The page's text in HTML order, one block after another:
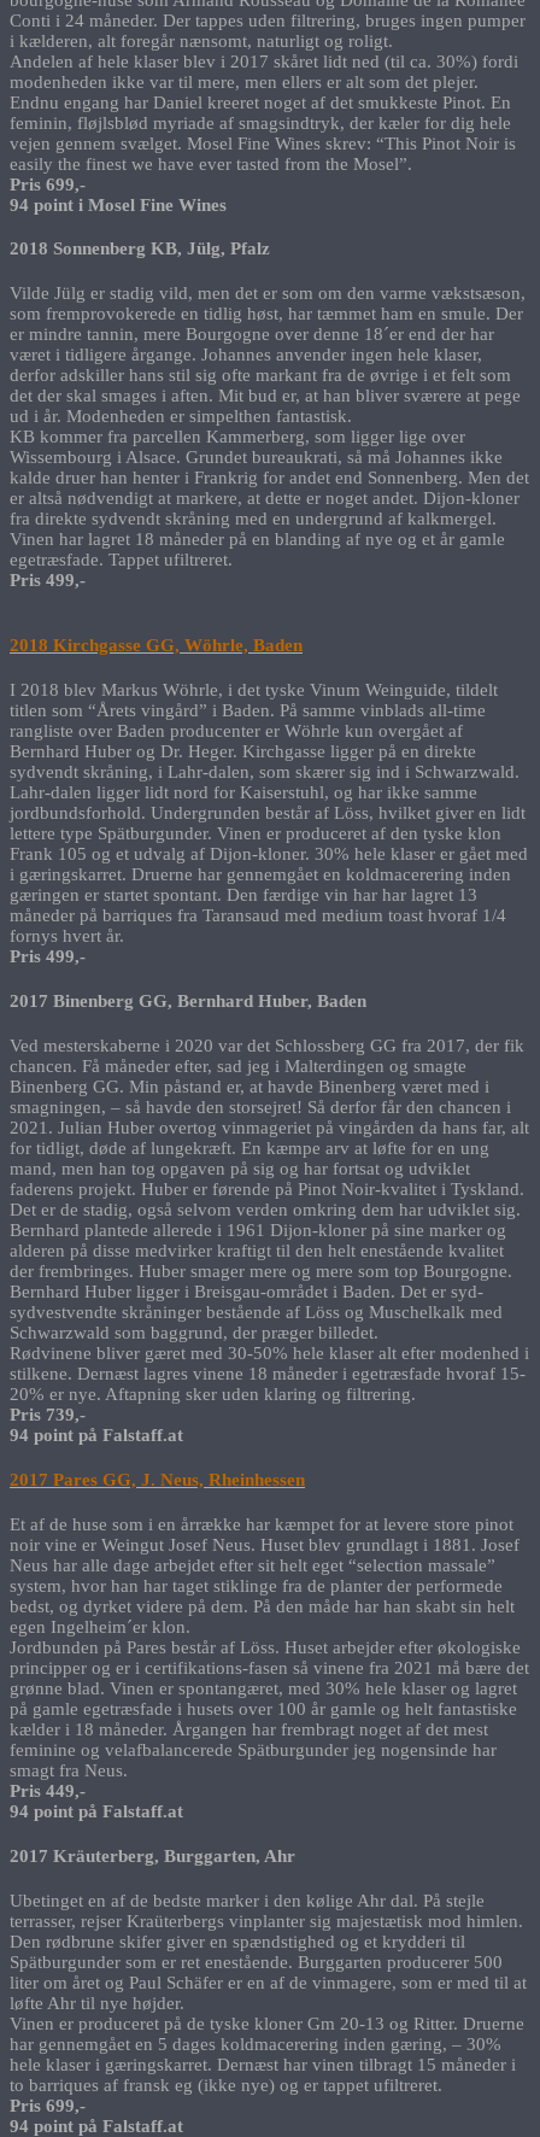
Conti i 24 måneder. Der tappes uden filtrering, bruges ingen pumper
i kælderen, alt foregår nænsomt, naturligt og roligt.
Andelen af hele klaser blev i 2017 skåret lidt ned (til ca. 30%) fordi
modenheden ikke var til mere, men ellers er alt som det plejer.
Endnu engang har Daniel kreeret noget af det smukkeste Pinot. En
feminin, fløjlsblød myriade af smagsindtryk, der kæler for dig hele
vejen gennem svælget. Mosel Fine Wines skrev: “This Pinot Noir is
easily the finest we have ever tasted from the Mosel”.
Pris 699,-
94 point i Mosel Fine Wines
2018 Sonnenberg KB, Jülg, Pfalz
Vilde Jülg er stadig vild, men det er som om den varme vækstsæson,
som fremprovokerede en tidlig høst, har tæmmet ham en smule. Der
er mindre tannin, mere Bourgogne over denne 18´er end der har
været i tidligere årgange. Johannes anvender ingen hele klaser,
derfor adskiller hans stil sig ofte markant fra de øvrige i et felt som
det der skal smages i aften. Mit bud er, at han bliver sværere at pege
ud i år. Modenheden er simpelthen fantastisk.
KB kommer fra parcellen Kammerberg, som ligger lige over
Wissembourg i Alsace. Grundet bureaukrati, så må Johannes ikke
kalde druer han henter i Frankrig for andet end Sonnenberg. Men det
er altså nødvendigt at markere, at dette er noget andet. Dijon-kloner
fra direkte sydvendt skråning med en undergrund af kalkmergel.
Vinen har lagret 18 måneder på en blanding af nye og et år gamle
egetræsfade. Tappet ufiltreret.
Pris 499,-
2018 Kirchgasse GG, Wöhrle, Baden
I 2018 blev Markus Wöhrle, i det tyske Vinum Weinguide, tildelt
titlen som “Årets vingård” i Baden. På samme vinblads all-time
rangliste over Baden producenter er Wöhrle kun overgået af
Bernhard Huber og Dr. Heger. Kirchgasse ligger på en direkte
sydvendt skråning, i Lahr-dalen, som skærer sig ind i Schwarzwald.
Lahr-dalen ligger lidt nord for Kaiserstuhl, og har ikke samme
jordbundsforhold. Undergrunden består af Löss, hvilket giver en lidt
lettere type Spätburgunder. Vinen er produceret af den tyske klon
Frank 105 og et udvalg af Dijon-kloner. 30% hele klaser er gået med
i gæringskarret. Druerne har gennemgået en koldmacerering inden
gæringen er startet spontant. Den færdige vin har har lagret 13
måneder på barriques fra Taransaud med medium toast hvoraf 1/4
fornys hvert år.
Pris 499,-
2017 Binenberg GG, Bernhard Huber, Baden
Ved mesterskaberne i 2020 var det Schlossberg GG fra 2017, der fik
chancen. Få måneder efter, sad jeg i Malterdingen og smagte
Binenberg GG. Min påstand er, at havde Binenberg været med i
smagningen, – så havde den storsejret! Så derfor får den chancen i
2021. Julian Huber overtog vinmageriet på vingården da hans far, alt
for tidligt, døde af lungekræft. En kæmpe arv at løfte for en ung
mand, men han tog opgaven på sig og har fortsat og udviklet
faderens projekt. Huber er førende på Pinot Noir-kvalitet i Tyskland.
Det er de stadig, også selvom verden omkring dem har udviklet sig.
Bernhard plantede allerede i 1961 Dijon-kloner på sine marker og
alderen på disse medvirker kraftigt til den helt enestående kvalitet
der frembringes. Huber smager mere og mere som top Bourgogne.
Bernhard Huber ligger i Breisgau-området i Baden. Det er syd-
sydvestvendte skråninger bestående af Löss og Muschelkalk med
Schwarzwald som baggrund, der præger billedet.
Rødvinene bliver gæret med 30-50% hele klaser alt efter modenhed i
stilkene. Dernæst lagres vinene 18 måneder i egetræsfade hvoraf 15-
20% er nye. Aftapning sker uden klaring og filtrering.
Pris 739,-
94 point på Falstaff.at
2017 Pares GG, J. Neus, Rheinhessen
Et af de huse som i en årrække har kæmpet for at levere store pinot
noir vine er Weingut Josef Neus. Huset blev grundlagt i 1881. Josef
Neus har alle dage arbejdet efter sit helt eget “selection massale”
system, hvor han har taget stiklinge fra de planter der performede
bedst, og dyrket videre på dem. På den måde har han skabt sin helt
egen Ingelheim´er klon.
Jordbunden på Pares består af Löss. Huset arbejder efter økologiske
principper og er i certifikations-fasen så vinene fra 2021 må bære det
grønne blad. Vinen er spontangæret, med 30% hele klaser og lagret
på gamle egetræsfade i husets over 100 år gamle og helt fantastiske
kælder i 18 måneder. Årgangen har frembragt noget af det mest
feminine og velafbalancerede Spätburgunder jeg nogensinde har
smagt fra Neus.
Pris 449,-
94 point på Falstaff.at
2017 Kräuterberg, Burggarten, Ahr
Ubetinget en af de bedste marker i den kølige Ahr dal. På stejle
terrasser, rejser Kraüterbergs vinplanter sig majestætisk mod himlen.
Den rødbrune skifer giver en spændstighed og et krydderi til
Spätburgunder som er ret enestående. Burggarten producerer 500
liter om året og Paul Schäfer er en af de vinmagere, som er med til at
løfte Ahr til nye højder.
Vinen er produceret på de tyske kloner Gm 20-13 og Ritter. Druerne
har gennemgået en 5 dages koldmacerering inden gæring, – 30%
hele klaser i gæringskarret. Dernæst har vinen tilbragt 15 måneder i
to barriques af fransk eg (ikke nye) og er tappet ufiltreret.
Pris 699,-
94 point på Falstaff.at